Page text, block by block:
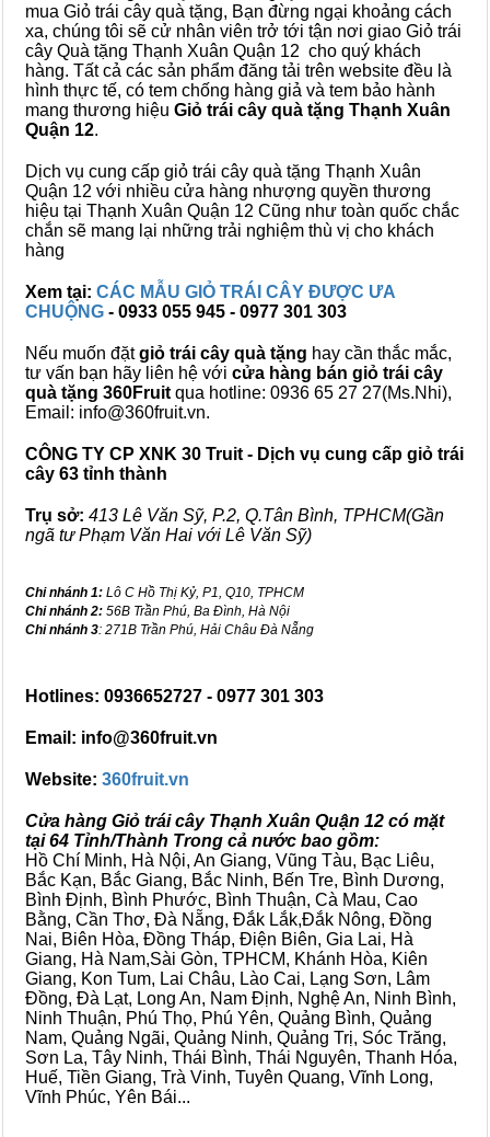
mua Giỏ trái cây quà tặng, Bạn đừng ngại khoảng cách
xa, chúng tôi sẽ cử nhân viên trở tới tận nơi giao Giỏ trái
cây Quà tặng Thạnh Xuân Quận 12 cho quý khách
hàng. Tất cả các sản phẩm đăng tải trên website đều là
hình thực tế, có tem chống hàng giả và tem bảo hành
mang thương hiệu Giỏ trái cây quà tặng Thạnh Xuân
Quận 12.
Dịch vụ cung cấp giỏ trái cây quà tặng Thạnh Xuân
Quận 12 với nhiều cửa hàng nhượng quyền thương
hiệu tại Thạnh Xuân Quận 12 Cũng như toàn quốc chắc
chắn sẽ mang lại những trải nghiệm thù vị cho khách
hàng
Xem tại: CÁC MẪU GIỎ TRÁI CÂY ĐƯỢC ƯA
CHUỘNG - 0933 055 945 - 0977 301 303
Nếu muốn đặtgiỏ trái cây quà tặng hay cần thắc mắc,
tư vấn bạn hãy liên hệ với cửa hàng bán giỏ trái cây
quà tặng 360Fruit qua hotline: 0936 65 27 27(Ms.Nhi),
Email: info@360fruit.vn.
CÔNG TY CP XNK 30 Truit - Dịch vụ cung cấp giỏ trái
cây 63 tỉnh thành
Trụ sở: 413 Lê Văn Sỹ, P.2, Q.Tân Bình, TPHCM(Gần
ngã tư Phạm Văn Hai với Lê Văn Sỹ)
Chi nhánh 1: Lô C Hồ Thị Kỷ, P1, Q10, TPHCM
Chi nhánh 2: 56B Trần Phú, Ba Đình, Hà Nội
Chi nhánh 3: 271B Trần Phú, Hải Châu Đà Nẵng
Hotlines: 0936652727 - 0977 301 303
Email: info@360fruit.vn
Website: 360fruit.vn
Cửa hàng Giỏ trái cây Thạnh Xuân Quận 12 có mặt
tại 64 Tỉnh/Thành Trong cả nước bao gồm:
Hồ Chí Minh, Hà Nội, An Giang, Vũng Tàu, Bạc Liêu,
Bắc Kạn, Bắc Giang, Bắc Ninh, Bến Tre, Bình Dương,
Bình Định, Bình Phước, Bình Thuận, Cà Mau, Cao
Bằng, Cần Thơ, Đà Nẵng, Đắk Lắk,Đắk Nông, Đồng
Nai, Biên Hòa, Đồng Tháp, Điện Biên, Gia Lai, Hà
Giang, Hà Nam,Sài Gòn, TPHCM, Khánh Hòa, Kiên
Giang, Kon Tum, Lai Châu, Lào Cai, Lạng Sơn, Lâm
Đồng, Đà Lạt, Long An, Nam Định, Nghệ An, Ninh Bình,
Ninh Thuận, Phú Thọ, Phú Yên, Quảng Bình, Quảng
Nam, Quảng Ngãi, Quảng Ninh, Quảng Trị, Sóc Trăng,
Sơn La, Tây Ninh, Thái Bình, Thái Nguyên, Thanh Hóa,
Huế, Tiền Giang, Trà Vinh, Tuyên Quang, Vĩnh Long,
Vĩnh Phúc, Yên Bái...